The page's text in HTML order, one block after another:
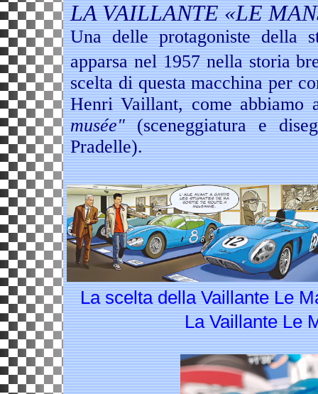
LA VAILLANTE «LE
Una delle protagoniste della
apparsa nel 1957 nella storia
scelta di questa macchina per
Henri Vaillant, come abbiamo
musée" (sceneggiatura e
Pradelle).
La scelta della Vaillante Le
La Vaillante Le